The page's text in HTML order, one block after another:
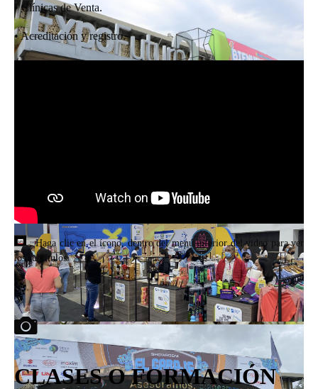
• Clínicas de Venta.
• Acreditación y registro.
Haga clic en el ícono, dentro del menú inferior del video para ver
los subtítulos.
CLASES O FORMACIÓN